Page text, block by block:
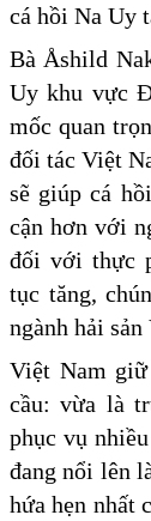
cá hồi Na Uy
Bà Åshild
Uy khu vực
mốc quan
đối tác Việt
sẽ giúp cá
cận hơn với
đối với thực
tục tăng,
ngành hải
Việt Nam
cầu: vừa là
phục vụ
đang nổi lên
hứa hẹn nhất